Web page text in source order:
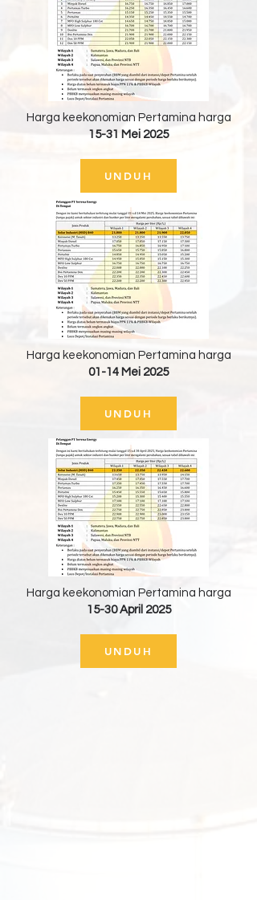
Harga keekonomian Pertamina harga
15-31 Mei 2025
UNDUH
Harga keekonomian Pertamina harga
01-14 Mei 2025
UNDUH
Harga keekonomian Pertamina harga
15-30 April 2025
UNDUH